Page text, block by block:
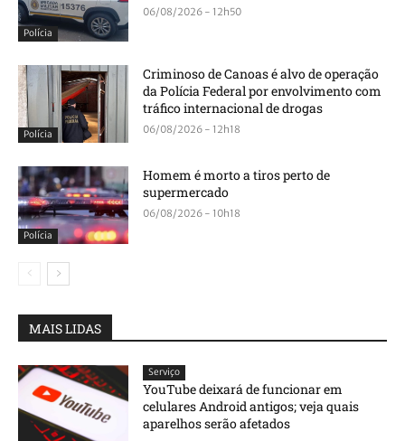
Polícia
06/08/2026 - 12h50
Polícia
Criminoso de Canoas é alvo de operação
da Polícia Federal por envolvimento com
tráfico internacional de drogas
06/08/2026 - 12h18
Polícia
Homem é morto a tiros perto de
supermercado
06/08/2026 - 10h18
MAIS LIDAS
Serviço
YouTube deixará de funcionar em
celulares Android antigos; veja quais
aparelhos serão afetados